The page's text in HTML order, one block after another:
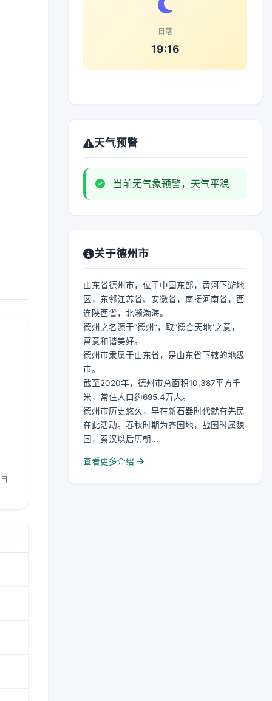
日落
19:16
天气预警
当前无气象预警，天气平稳
关于德州市
山东省德州市，位于中国东部，黄河下游地
区，东邻江苏省、安徽省，南接河南省，西
连陕西省，北濒渤海。
德州之名源于“德州”，取“德合天地”之意，
寓意和谐美好。
德州市隶属于山东省，是山东省下辖的地级
市。
截至2020年，德州市总面积10,387平方千
米，常住人口约695.4万人。
德州市历史悠久，早在新石器时代就有先民
在此活动。春秋时期为齐国地，战国时属魏
国，秦汉以后历朝...
查看更多介绍